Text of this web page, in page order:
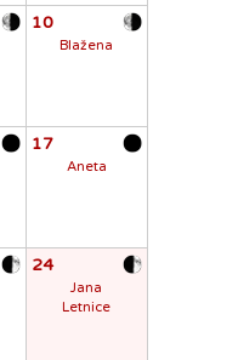
10
Blažena
17
Aneta
24
Jana
Letnice